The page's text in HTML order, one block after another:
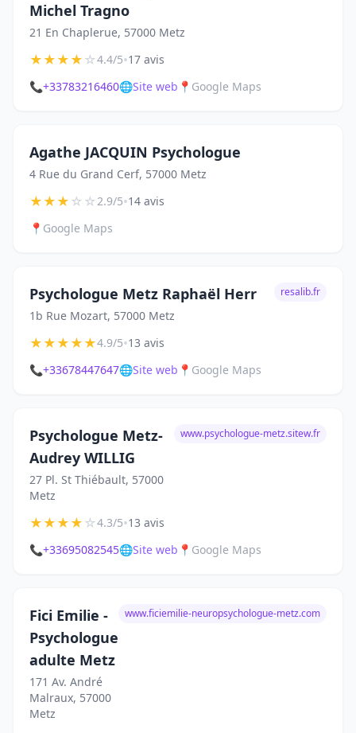
Michel Tragno
21 En Chaplerue, 57000 Metz
★★★★☆4.4/5•17 avis
📞+33783216460🌐Site web 📍 Google Maps
Agathe JACQUIN Psychologue
4 Rue du Grand Cerf, 57000 Metz
★★★☆☆2.9/5•14 avis
📍 Google Maps
Psychologue Metz Raphaël Herr
1b Rue Mozart, 57000 Metz
resalib.fr
★★★★★4.9/5•13 avis
📞+33678447647🌐Site web 📍 Google Maps
Psychologue Metz-
Audrey WILLIG
27 Pl. St Thiébault, 57000
Metz
www.psychologue-metz.sitew.fr
★★★★☆4.3/5•13 avis
📞+33695082545🌐Site web 📍 Google Maps
Fici Emilie -
Psychologue
adulte Metz
171 Av. André
Malraux, 57000
Metz
www.ficiemilie-neuropsychologue-metz.com